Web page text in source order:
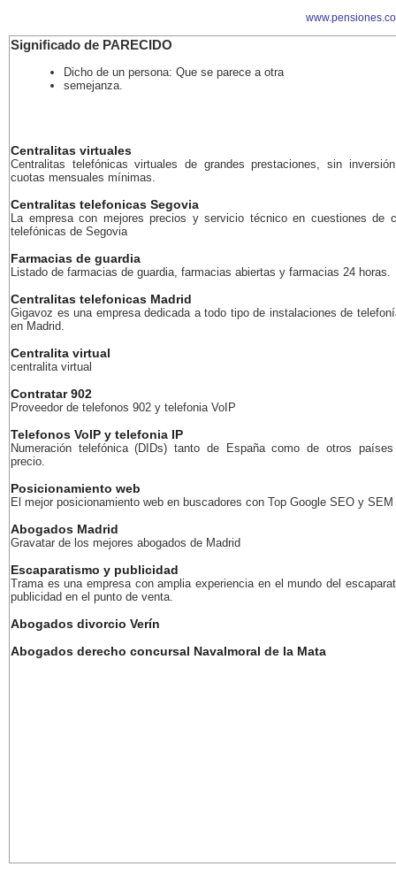
Significado de PARECIDO
Dicho de un persona: Que se parece a otra
semejanza.
Centralitas virtuales
Centralitas telefónicas virtuales de grandes prestaciones, sin
cuotas mensuales mínimas.
Centralitas telefonicas Segovia
La empresa con mejores precios y servicio técnico en cuestiones de
telefónicas de Segovia
Farmacias de guardia
Listado de farmacias de guardia, farmacias abiertas y farmacias 24 horas.
Centralitas telefonicas Madrid
Gigavoz es una empresa dedicada a todo tipo de instalaciones de
en Madrid.
Centralita virtual
centralita virtual
Contratar 902
Proveedor de telefonos 902 y telefonia VoIP
Telefonos VoIP y telefonia IP
Numeración telefónica (DIDs) tanto de España como de otros
precio.
Posicionamiento web
El mejor posicionamiento web en buscadores con Top Google SEO y SEM
Abogados Madrid
Gravatar de los mejores abogados de Madrid
Escaparatismo y publicidad
Trama es una empresa con amplia experiencia en el mundo del
publicidad en el punto de venta.
Abogados divorcio Verín
Abogados derecho concursal Navalmoral de la Mata